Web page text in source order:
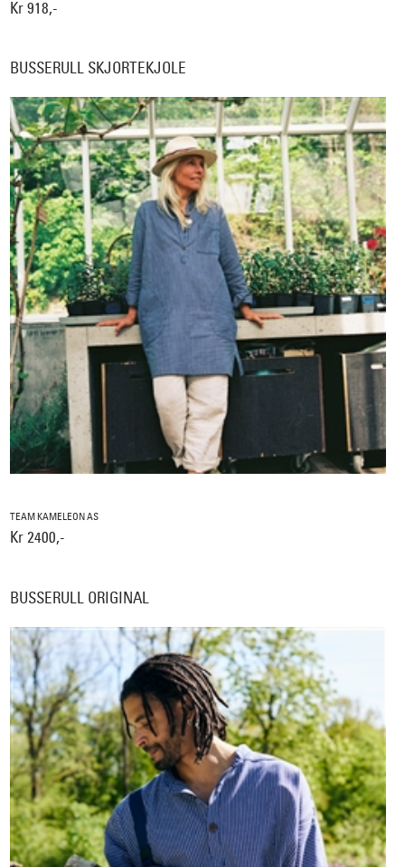
Kr 918,-
BUSSERULL SKJORTEKJOLE
TEAM KAMELEON AS
Kr 2400,-
BUSSERULL ORIGINAL